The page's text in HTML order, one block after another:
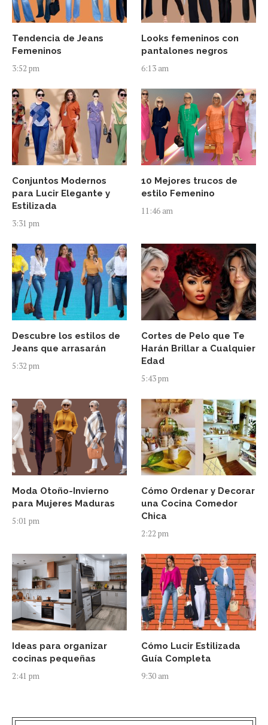
Tendencia de Jeans
Femeninos
3:52 pm
Looks femeninos con
pantalones negros
6:13 am
Conjuntos Modernos
para Lucir Elegante y
Estilizada
3:31 pm
10 Mejores trucos de
estilo Femenino
11:46 am
Descubre los estilos de
Jeans que arrasarán
5:32 pm
Cortes de Pelo que Te
Harán Brillar a Cualquier
Edad
5:43 pm
Moda Otoño-Invierno
para Mujeres Maduras
5:01 pm
Cómo Ordenar y Decorar
una Cocina Comedor
Chica
2:22 pm
Ideas para organizar
cocinas pequeñas
2:41 pm
Cómo Lucir Estilizada
Guía Completa
9:30 am